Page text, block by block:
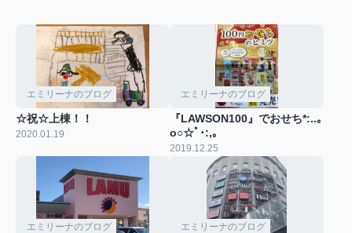
エミリーナのブログ
☆祝☆上棟！！
2020.01.19
エミリーナのブログ
『LAWSON100』でおせち*:..｡
o○☆ﾟ･:,｡
2019.12.25
エミリーナのブログ エミリーナのブログ